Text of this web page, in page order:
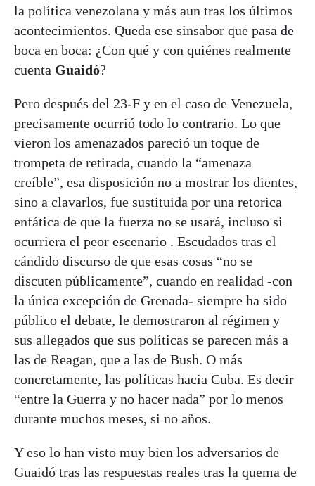
la política venezolana y más aun tras los últimos
acontecimientos. Queda ese sinsabor que pasa de
boca en boca: ¿Con qué y con quiénes realmente
cuenta Guaidó?
Pero después del 23-F y en el caso de Venezuela,
precisamente ocurrió todo lo contrario. Lo que
vieron los amenazados pareció un toque de
trompeta de retirada, cuando la “amenaza
creíble”, esa disposición no a mostrar los dientes,
sino a clavarlos, fue sustituida por una retorica
enfática de que la fuerza no se usará, incluso si
ocurriera el peor escenario . Escudados tras el
cándido discurso de que esas cosas “no se
discuten públicamente”, cuando en realidad -con
la única excepción de Grenada- siempre ha sido
público el debate, le demostraron al régimen y
sus allegados que sus políticas se parecen más a
las de Reagan, que a las de Bush. O más
concretamente, las políticas hacia Cuba. Es decir
“entre la Guerra y no hacer nada” por lo menos
durante muchos meses, si no años.
Y eso lo han visto muy bien los adversarios de
Guaidó tras las respuestas reales tras la quema de